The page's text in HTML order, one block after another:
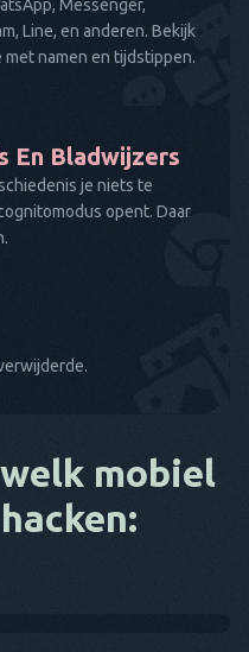
Messenger,
Line, en anderen. Bekijk
namen en tijdstippen.
En Bladwijzers
je niets te
opent. Daar
mobiel